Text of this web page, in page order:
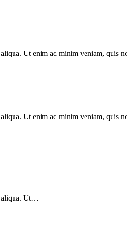
Ut enim ad minim veniam, quis
Ut enim ad minim veniam, quis
aliqua. Ut…